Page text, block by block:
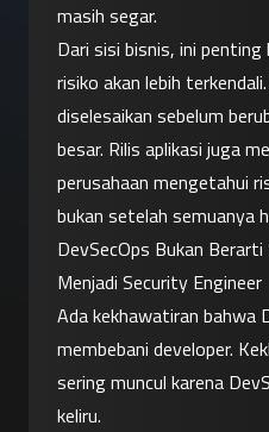
masih segar.
Dari sisi bisnis, ini penting
risiko akan lebih
diselesaikan sebelum
besar. Rilis aplikasi juga
perusahaan mengetahui
bukan setelah semuanya
DevSecOps Bukan
Menjadi Security Engineer
Ada kekhawatiran bahwa
membebani developer.
sering muncul karena
keliru.